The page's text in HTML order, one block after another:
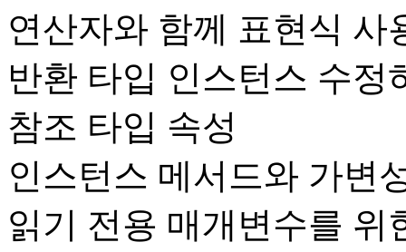
연산자와 함께 표현식 사
반환 타입 인스턴스 수정
참조 타입 속성
인스턴스 메서드와 가변
읽기 전용 매개변수를 위